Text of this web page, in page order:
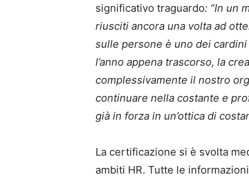
significativo traguardo: “In un
riusciti ancora una volta ad
sulle persone è uno dei
l’anno appena trascorso, la
complessivamente il nostro
continuare nella costante e
già in forza in un’ottica di
La certificazione si è svolta
ambiti HR. Tutte le